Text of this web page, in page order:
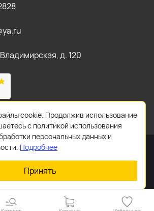
д. 120
защищены.
cookie. Продолжив использование
с политикой использования
персональных данных и
Подробнее
Принять